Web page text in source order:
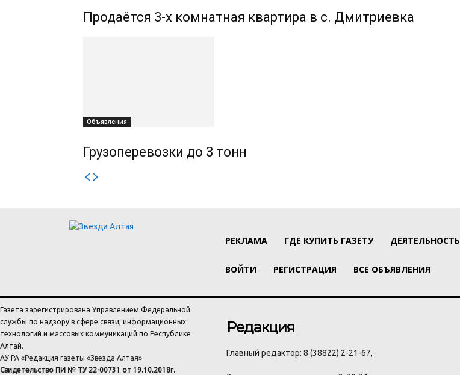
Продаётся 3-х комнатная квартира в с. Дмитриевка
Объявления
Грузоперевозки до 3 тонн
РЕКЛАМА ГДЕ КУПИТЬ ГАЗЕТУ ДЕЯТЕЛЬНОСТЬ
ВОЙТИ РЕГИСТРАЦИЯ ВСЕ ОБЪЯВЛЕНИЯ
Газета зарегистрирована Управлением Федеральной
службы по надзору в сфере связи, информационных
технологий и массовых коммуникаций по Республике
Алтай.
АУ РА «Редакция газеты «Звезда Алтая»
Свидетельство ПИ № ТУ 22-00731 от 19.10.2018г.
Редакция
Главный редактор: 8 (38822) 2-21-67,